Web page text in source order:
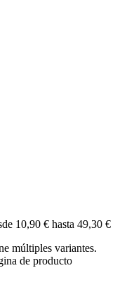
10,90 € hasta 49,30 €
múltiples variantes.
de producto